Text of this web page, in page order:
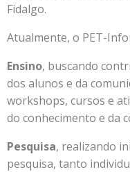
Fidalgo.
Atualmente, o PET-
Ensino, buscando
dos alunos e da
workshops, cursos e
do conhecimento e da
Pesquisa, realizando
pesquisa, tanto